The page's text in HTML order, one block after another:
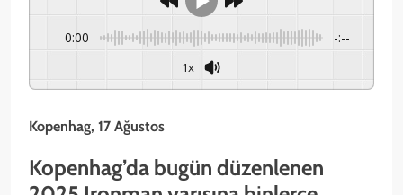
0:00 -:--
1x
Kopenhag, 17 Ağustos
Kopenhag’da bugün düzenlenen